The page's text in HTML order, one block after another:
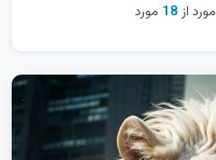
مورد از18 مورد